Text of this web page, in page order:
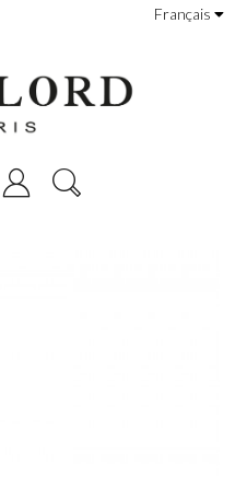
Français